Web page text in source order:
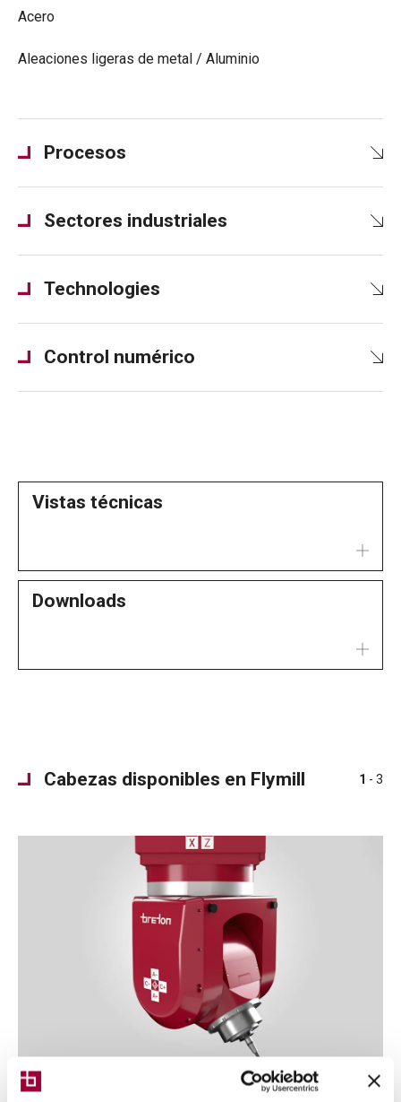
Acero
Aleaciones ligeras de metal / Aluminio
Procesos
Sectores industriales
Technologies
Control numérico
Vistas técnicas
Downloads
Cabezas disponibles en Flymill 1 - 3